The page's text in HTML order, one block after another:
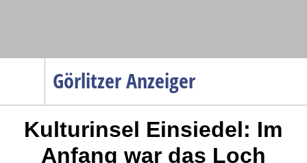
Görlitzer Anzeiger
Menüpunkte
Politik
Kulturinsel Einsiedel: Im
Anfang war das Loch